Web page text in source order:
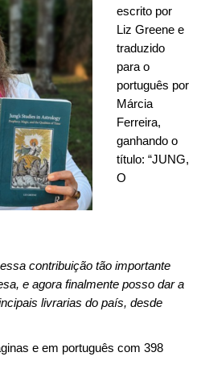
escrito por
Liz Greene e
traduzido
para o
português por
Márcia
Ferreira,
ganhando o
título: “JUNG,
O
contribuição tão importante
e agora finalmente posso dar a
livrarias do país, desde
e em português com 398